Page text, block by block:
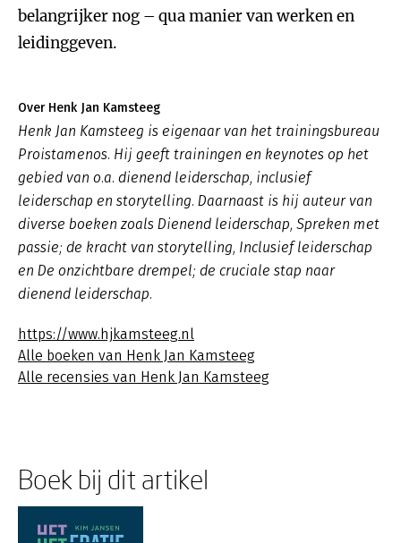
belangrijker nog – qua manier van werken en
leidinggeven.
Over Henk Jan Kamsteeg
Henk Jan Kamsteeg is eigenaar van het trainingsbureau
Proistamenos. Hij geeft trainingen en keynotes op het
gebied van o.a. dienend leiderschap, inclusief
leiderschap en storytelling. Daarnaast is hij auteur van
diverse boeken zoals Dienend leiderschap, Spreken met
passie; de kracht van storytelling, Inclusief leiderschap
en De onzichtbare drempel; de cruciale stap naar
dienend leiderschap.
https://www.hjkamsteeg.nl
Alle boeken van Henk Jan Kamsteeg
Alle recensies van Henk Jan Kamsteeg
Boek bij dit artikel